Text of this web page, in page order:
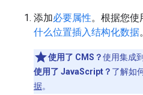
添加必要属性。根据您使
什么位置插入结构化数据。
使用了 CMS？使用集成
使用了 JavaScript？ 了解如
据。